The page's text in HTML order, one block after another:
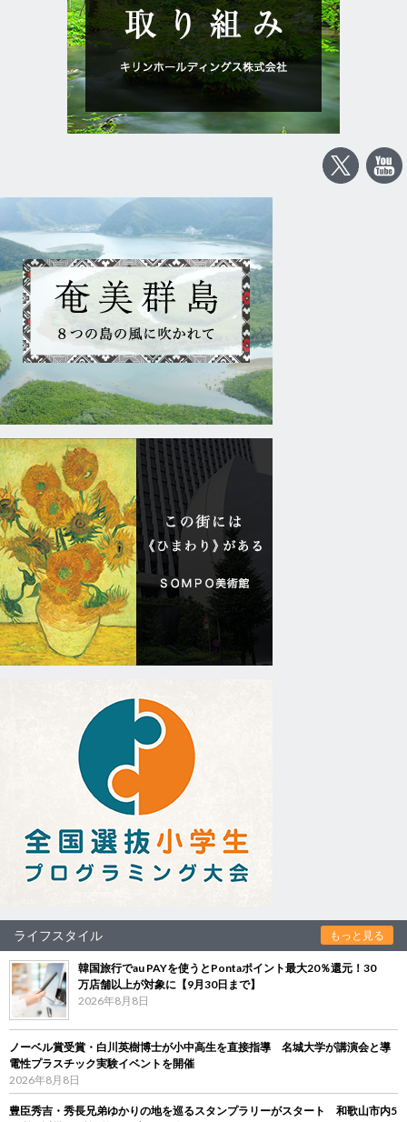
ライフスタイル もっと見る
韓国旅行でau PAYを使うとPontaポイント最大20％還元！30
万店舗以上が対象に【9月30日まで】
2026年8月8日
ノーベル賞受賞・白川英樹博士が小中高生を直接指導 名城大学が講演会と導
電性プラスチック実験イベントを開催
2026年8月8日
豊臣秀吉・秀長兄弟ゆかりの地を巡るスタンプラリーがスタート 和歌山市内5